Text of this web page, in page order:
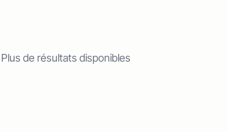
Plus de résultats disponibles